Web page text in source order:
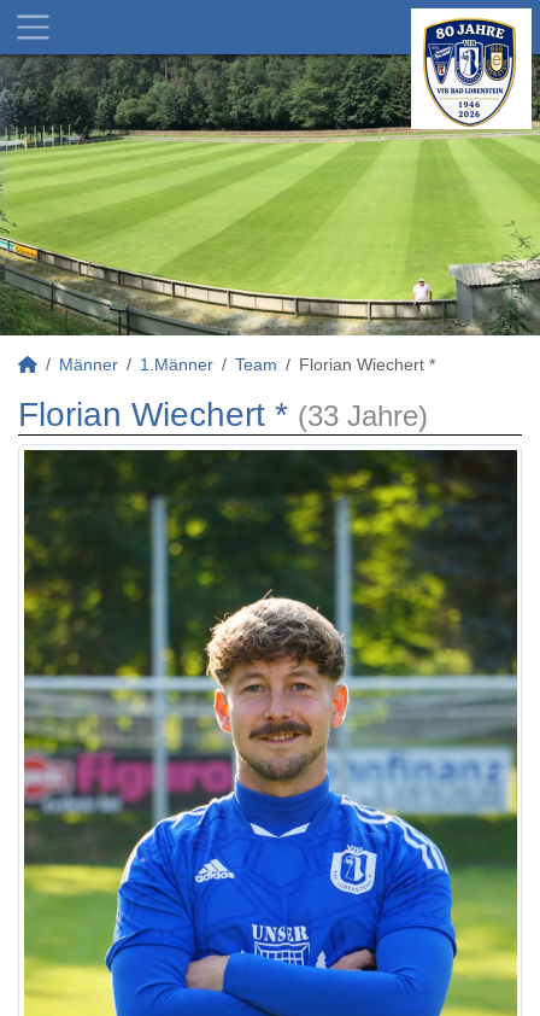
Männer 1.Männer Team Florian Wiechert *
Florian Wiechert * (33 Jahre)